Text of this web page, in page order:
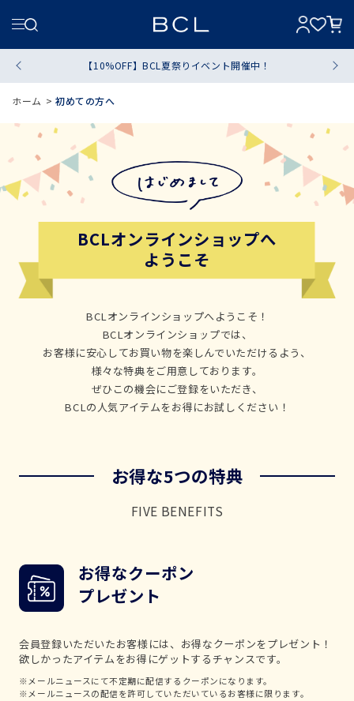
【10%OFF】BCL夏祭りイベント開催中！
ホーム >初めての方へ
BCLオンラインショップへ
ようこそ
BCLオンラインショップへようこそ！
BCLオンラインショップでは、
お客様に安心してお買い物を楽しんでいただけるよう、
様々な特典をご用意しております。
ぜひこの機会にご登録をいただき、
BCLの人気アイテムをお得にお試しください！
お得な5つの特典
FIVE BENEFITS
お得なクーポン
プレゼント
会員登録いただいたお客様には、お得なクーポンをプレゼント！
欲しかったアイテムをお得にゲットするチャンスです。
※メールニュースにて不定期に配信するクーポンになります。
※メールニュースの配信を許可していただいているお客様に限ります。